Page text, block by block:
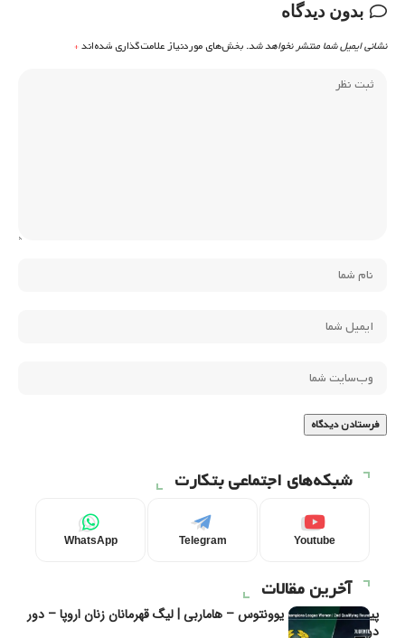
بدون دیدگاه
نشانی ایمیل شما منتشر نخواهد شد. بخش‌های موردنیاز علامت‌گذاری شده‌اند*
شبکه‌های اجتماعی بتکارت
Youtube
Telegram
WhatsApp
آخرین مقالات
پیش‌بینی و تحلیل یوونتوس – هاماربی | لیگ قهرمانان زنان اروپا – دور
دوم مرحله